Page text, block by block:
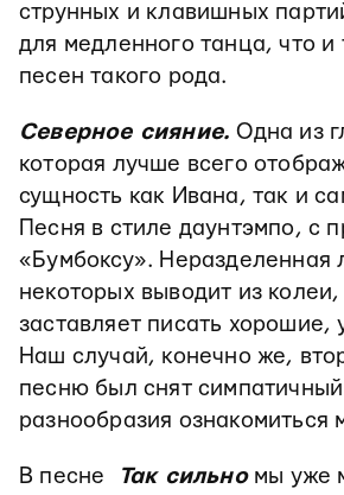
струнных и клавишных
для медленного танца, что и
песен такого рода.
Северное сияние. Одна из
которая лучше всего
сущность как Ивана, так и
Песня в стиле даунтэмпо, с
«Бумбоксу». Неразделенная
некоторых выводит из
заставляет писать хорошие,
Наш случай, конечно же,
песню был снят
разнообразия ознакомиться
В песне Так сильномы уже